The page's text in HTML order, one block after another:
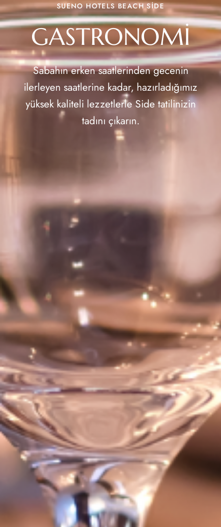
SUENO HOTELS BEACH SİDE
GASTRONOMI
Sabahın erken saatlerinden gecenin
ilerleyen saatlerine kadar, hazırladığımız
yüksek kaliteli lezzetlerle Side tatilinizin
tadını çıkarın.